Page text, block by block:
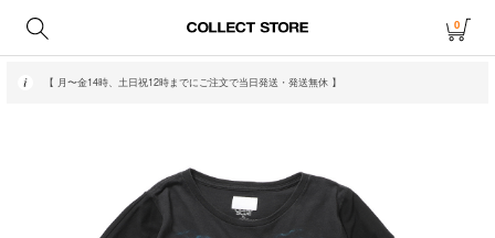
0
【 月〜金14時、土日祝12時までにご注文で当日発送・発送無休 】